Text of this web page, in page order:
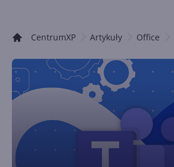
CentrumXP Artykuły Office